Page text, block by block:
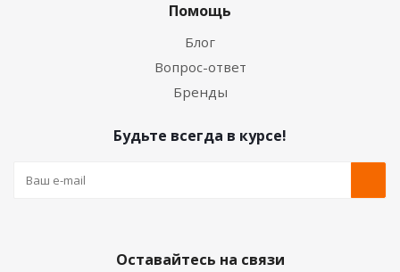
Помощь
Блог
Вопрос-ответ
Бренды
Будьте всегда в курсе!
Оставайтесь на связи